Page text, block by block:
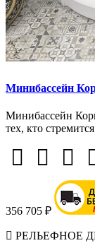
Минибассейн
Минибассейн
тех, кто
356 705 ₽
РЕЛЬЕФНОЕ